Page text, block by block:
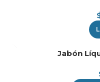
Jabón